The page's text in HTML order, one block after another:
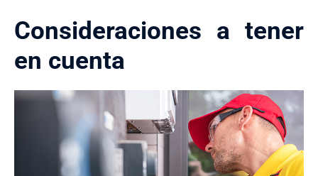
Consideraciones a tener
en cuenta